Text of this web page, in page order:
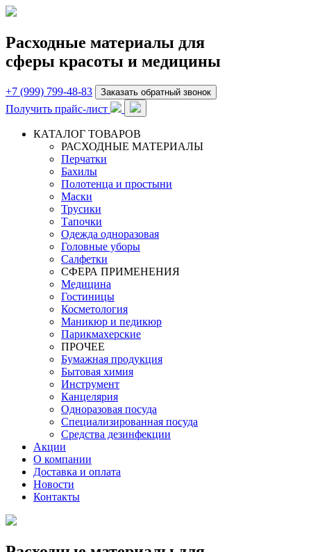
Расходные материалы для
сферы красоты и медицины
+7 (999) 799-48-83 Заказать обратный звонок
Получить прайс-лист
КАТАЛОГ ТОВАРОВ
РАСХОДНЫЕ МАТЕРИАЛЫ
Перчатки
Бахилы
Полотенца и простыни
Маски
Трусики
Тапочки
Одежда одноразовая
Головные уборы
Салфетки
СФЕРА ПРИМЕНЕНИЯ
Медицина
Гостиницы
Косметология
Маникюр и педикюр
Парикмахерские
ПРОЧЕЕ
Бумажная продукция
Бытовая химия
Инструмент
Канцелярия
Одноразовая посуда
Специализированная посуда
Средства дезинфекции
Акции
О компании
Доставка и оплата
Новости
Контакты